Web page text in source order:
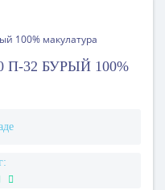
П-32 БУРЫЙ 100%